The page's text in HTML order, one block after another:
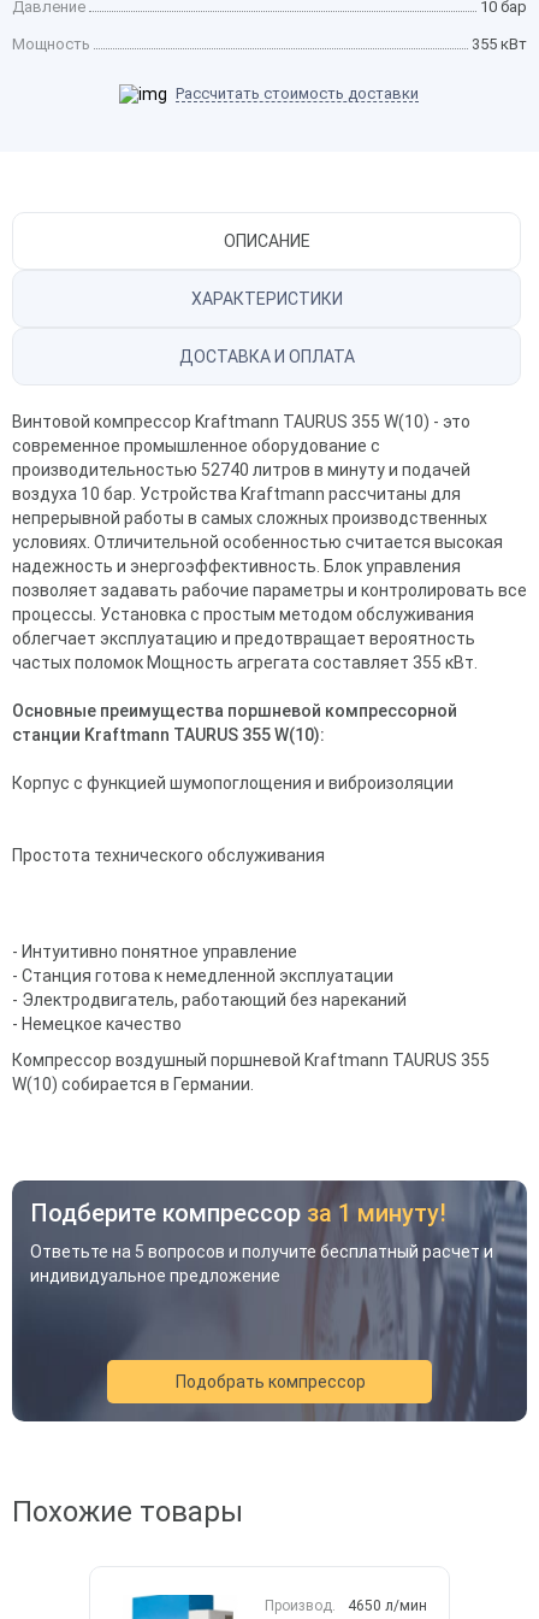
Давление 10 бар
Мощность 355 кВт
Рассчитать стоимость доставки
ОПИСАНИЕ
ХАРАКТЕРИСТИКИ
ДОСТАВКА И ОПЛАТА
Винтовой компрессор Kraftmann TAURUS 355 W(10) - это
современное промышленное оборудование с
производительностью 52740 литров в минуту и подачей
воздуха 10 бар. Устройства Kraftmann рассчитаны для
непрерывной работы в самых сложных производственных
условиях. Отличительной особенностью считается высокая
надежность и энергоэффективность. Блок управления
позволяет задавать рабочие параметры и контролировать все
процессы. Установка с простым методом обслуживания
облегчает эксплуатацию и предотвращает вероятность
частых поломок Мощность агрегата составляет 355 кВт.
Основные преимущества поршневой компрессорной
станции Kraftmann TAURUS 355 W(10):
Корпус с функцией шумопоглощения и виброизоляции
Простота технического обслуживания
- Интуитивно понятное управление
- Станция готова к немедленной эксплуатации
- Электродвигатель, работающий без нареканий
- Немецкое качество
Компрессор воздушный поршневой Kraftmann TAURUS 355
W(10) собирается в Германии.
Подберите компрессор за 1 минуту!
Ответьте на 5 вопросов и получите бесплатный расчет и
индивидуальное предложение
Подобрать компрессор
Похожие товары
Производ. 4650 л/мин